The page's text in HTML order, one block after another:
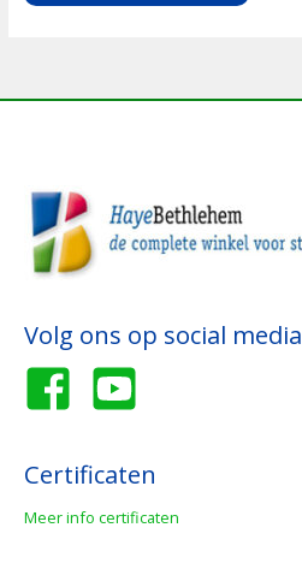
Volg ons op social media
Certificaten
Meer info certificaten